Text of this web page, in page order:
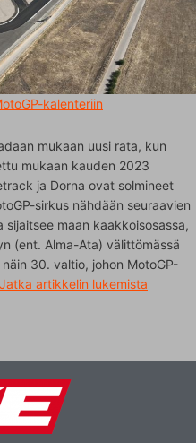
kalenteriin
mukaan uusi rata, kun
mukaan kauden 2023
ja Dorna ovat solmineet
sirkus nähdään seuraavien
sijaitsee maan kaakkoisosassa,
(ent. Alma-Ata) välittömässä
30. valtio, johon MotoGP-
Jatka artikkelin lukemista